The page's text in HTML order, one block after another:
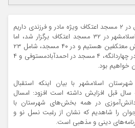
حسین رواز با بیان اینکه امسال در ۲ مسجد اعتکاف ویژه مادر و فرزندی داریم
افزود: سال قبل در شهرستان اسلامشهر در ۳۲ مسجد اعتکاف برگزار شد، اما
امسال خوشبختانه شاهد افزایش معتکفین هستیم و در ۴۰ مسجد، شامل ۲۳
مسجد در اسلامشهر، ۹ مسجد در چهاردانگه، ۴ مسجد در احمدآبادمستوفی و ۴
خواهیم بود.
اسلامشهر با بیان اینکه استقبال
قبل افزایش داشته است افزود: امسال
ویژه دانش‌آموزی در همه بخش‌های شهرستان با
را شاهدیم که نشان از رغبت نسل نو و
دینی و مذهبی است.